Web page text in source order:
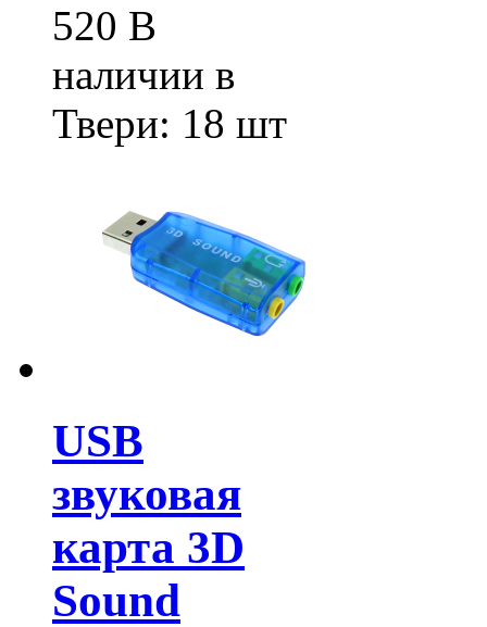
520 В
наличии в
Твери: 18 шт
USB
звуковая
карта 3D
Sound